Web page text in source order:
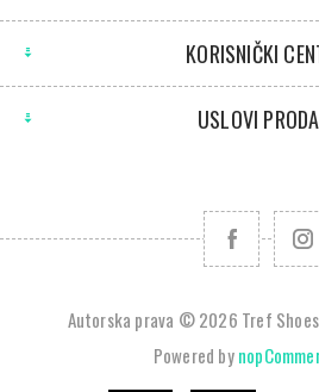
KORISNIČKI
USLOVI
Autorska prava © 2026 Tref
Powered by